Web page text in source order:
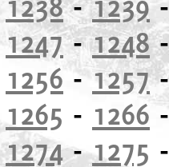
1247-1248
1256 -1257
1265 - 1266
1274-1275